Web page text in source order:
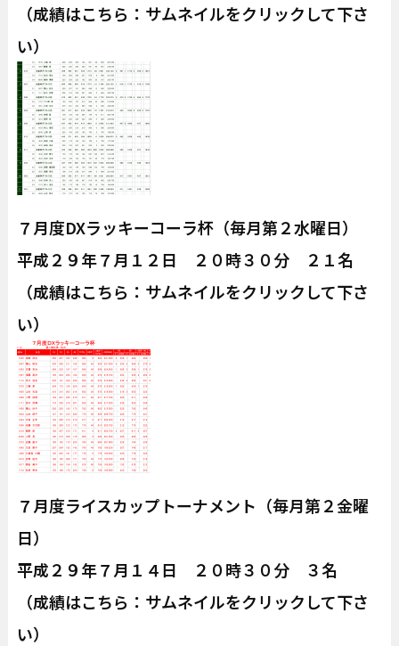
（成績はこちら：サムネイルをクリックして下さ
い）
７月度DXラッキーコーラ杯（毎月第２水曜日）
平成２９年７月１２日 ２０時３０分 ２１名
（成績はこちら：サムネイルをクリックして下さ
い）
７月度ライスカップトーナメント（毎月第２金曜
日）
平成２９年７月１４日 ２０時３０分 ３名
（成績はこちら：サムネイルをクリックして下さ
い）